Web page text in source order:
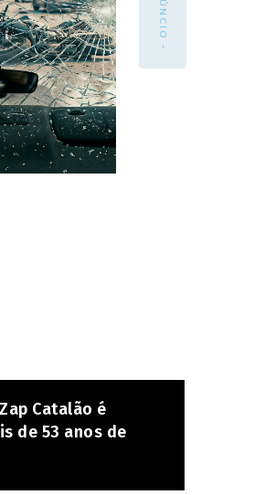
Catalão é
de 53 anos de